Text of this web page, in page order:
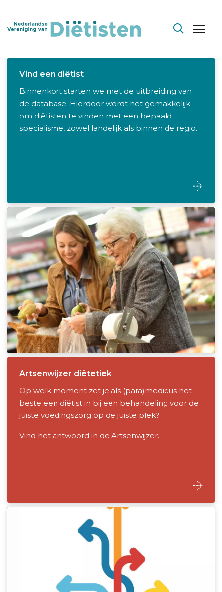
Vind een diëtist
Binnenkort starten we met de uitbreiding van
de database. Hierdoor wordt het gemakkelijk
om diëtisten te vinden met een bepaald
specialisme, zowel landelijk als binnen de regio.
Artsenwijzer diëtetiek
Op welk moment zet je als (para)medicus het
beste een diëtist in bij een behandeling voor de
juiste voedingszorg op de juiste plek?
Vind het antwoord in de Artsenwijzer.